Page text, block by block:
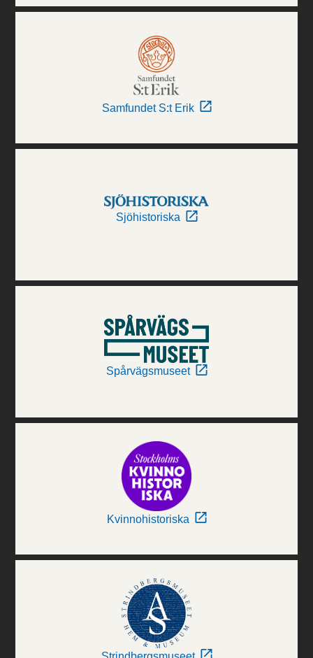
Samfundet S:t Erik
Sjöhistoriska
Spårvägsmuseet
Kvinnohistoriska